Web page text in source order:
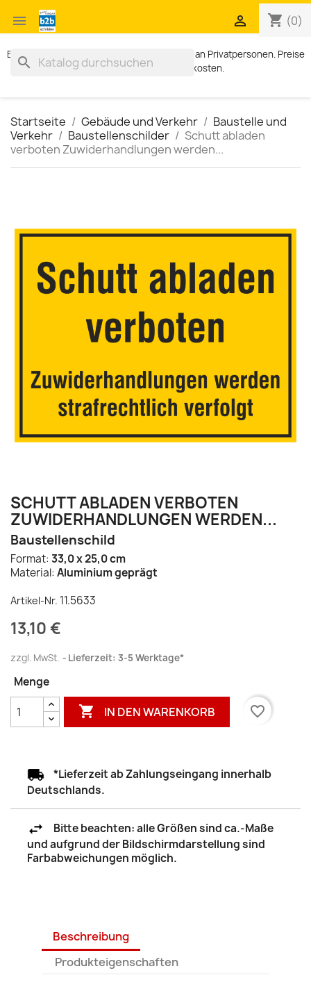
 shopping_cart (0)

Exklusiv für Geschäftskunden. Kein Verkauf an Privatpersonen. Preise
zzgl. MWST und Versandkosten.
search
Startseite Gebäude und Verkehr
Baustelle und
Verkehr
Baustellenschilder
Schutt abladen
verboten Zuwiderhandlungen werden...
SCHUTT ABLADEN VERBOTEN
ZUWIDERHANDLUNGEN WERDEN...
Baustellenschild
Format: 33,0 x 25,0 cm
Material: Aluminium geprägt
Artikel-Nr. 11.5633
13,10 €
zzgl. MwSt. Lieferzeit: 3-5 Werktage*
Menge
 IN DEN WARENKORB favorite_border
*Lieferzeit ab Zahlungseingang innerhalb
Deutschlands.
Bitte beachten: alle Größen sind ca.-Maße
und aufgrund der Bildschirmdarstellung sind
Farbabweichungen möglich.
Beschreibung
Produkteigenschaften